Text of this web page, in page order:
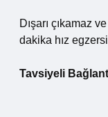
Dışarı çıkamaz
dakika hız
Tavsiyeli